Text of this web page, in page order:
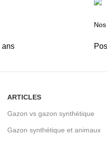
ans
ARTICLES
Gazon vs gazon synthétique
Gazon synthétique et animaux